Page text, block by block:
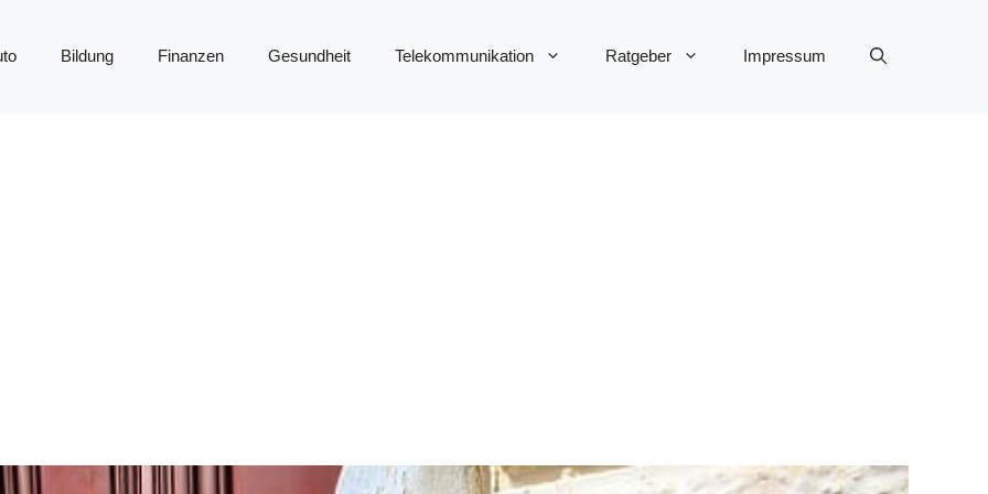
Bildung Finanzen Gesundheit Telekommunikation Ratgeber Impressum